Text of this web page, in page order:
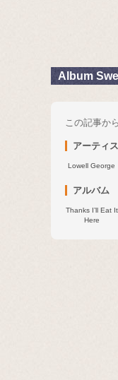
Album
この記事か
アーティ
Lowell George
アルバム
Thanks I’ll Eat It
Here